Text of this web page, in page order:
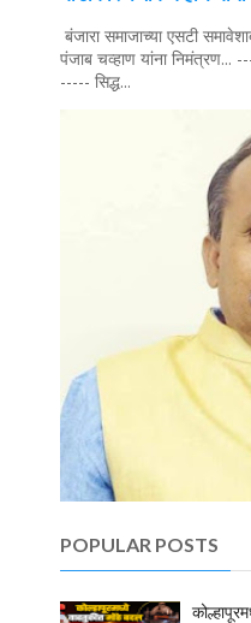
बंजारा समाजाच्या एसटी
पंजाब चव्हाण यांना
----- सिद्ध...
POPULAR POSTS